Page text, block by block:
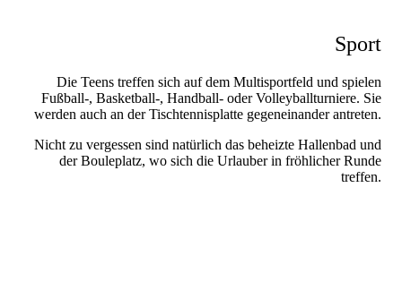
Sport
Die Teens treffen sich auf dem Multisportfeld und spielen
Fußball-, Basketball-, Handball- oder Volleyballturniere. Sie
werden auch an der Tischtennisplatte gegeneinander antreten.
Nicht zu vergessen sind natürlich das beheizte Hallenbad und
der Bouleplatz, wo sich die Urlauber in fröhlicher Runde
treffen.